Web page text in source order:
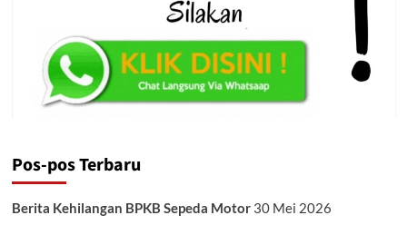
Pos-pos Terbaru
Berita Kehilangan BPKB Sepeda Motor 30 Mei 2026